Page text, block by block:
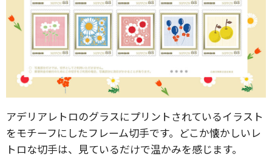
アデリアレトロのグラスにプリントされているイラスト
をモチーフにしたフレーム切手です。どこか懐かしいレ
トロな切手は、見ているだけで温かみを感じます。